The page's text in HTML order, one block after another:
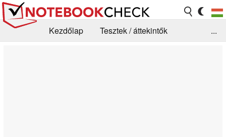
Kezdőlap
Tesztek / áttekintők
...